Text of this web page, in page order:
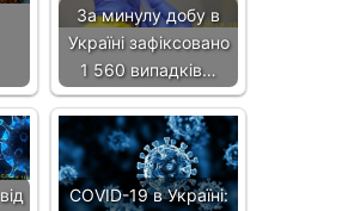
За минулу добу в
Україні зафіксовано
1 560 випадків…
COVID-19 в Україні: